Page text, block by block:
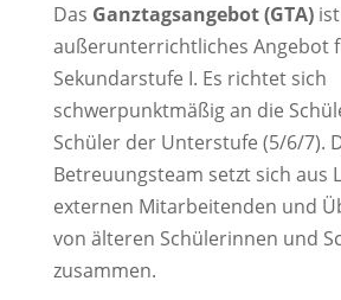
Das Ganztagsangebot (GTA)ist
außerunterrichtliches Angebot
Sekundarstufe I. Es richtet sich
schwerpunktmäßig an die
Schüler der Unterstufe (5/6/7).
Betreuungsteam setzt sich aus
externen Mitarbeitenden und
von älteren Schülerinnen und
zusammen.